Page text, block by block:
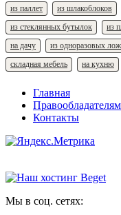
из паллет
из шлакоблоков
из стеклянных бутылок
из
на дачу
из одноразовых
складная мебель
на кухню
Главная
Правообладателям
Контакты
Мы в соц. сетях: